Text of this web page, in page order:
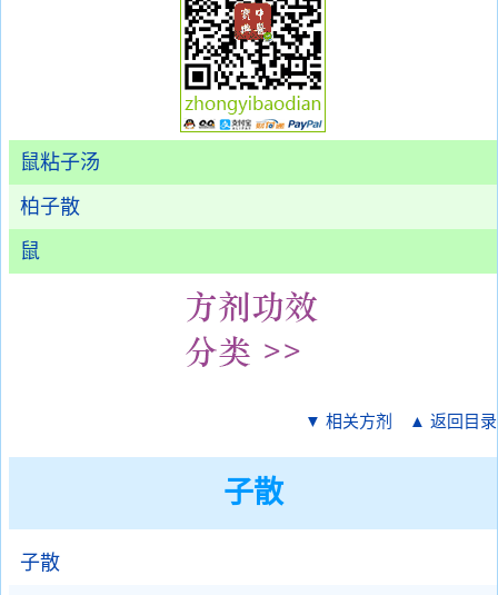
鼠粘子汤
柏子散
鼠
▼ 相关方剂 ▲ 返回目录
子散
子散